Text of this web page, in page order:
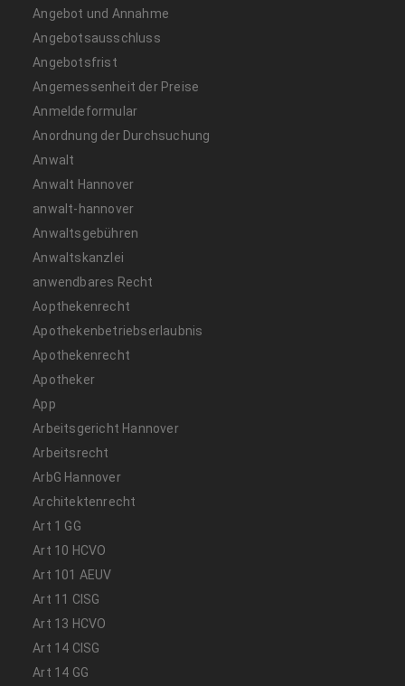
Angebot und Annahme
Angebotsausschluss
Angebotsfrist
Angemessenheit der Preise
Anmeldeformular
Anordnung der Durchsuchung
Anwalt
Anwalt Hannover
anwalt-hannover
Anwaltsgebühren
Anwaltskanzlei
anwendbares Recht
Aopthekenrecht
Apothekenbetriebserlaubnis
Apothekenrecht
Apotheker
App
Arbeitsgericht Hannover
Arbeitsrecht
ArbG Hannover
Architektenrecht
Art 1 GG
Art 10 HCVO
Art 101 AEUV
Art 11 CISG
Art 13 HCVO
Art 14 CISG
Art 14 GG